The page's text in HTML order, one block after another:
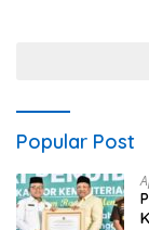
Popular Post